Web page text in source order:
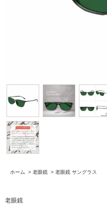
ホーム > 老眼鏡 > 老眼鏡 サングラス
老眼鏡